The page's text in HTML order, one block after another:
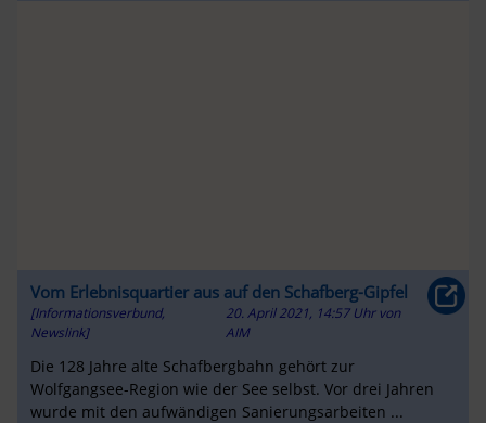
Vom Erlebnisquartier aus auf den Schafberg-Gipfel
[Informationsverbund,
Newslink]
20. April 2021, 14:57 Uhr von
AIM
Die 128 Jahre alte Schafbergbahn gehört zur
Wolfgangsee-Region wie der See selbst. Vor drei Jahren
wurde mit den aufwändigen Sanierungsarbeiten ...